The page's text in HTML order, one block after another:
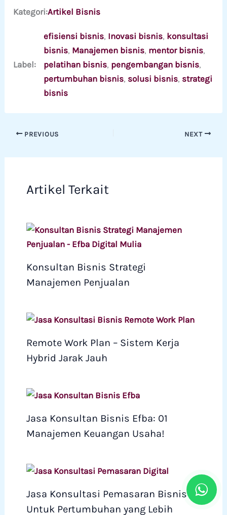
Kategori:Artikel Bisnis
Label:
efisiensi bisnis, Inovasi bisnis, konsultasi
bisnis, Manajemen bisnis, mentor bisnis
pelatihan bisnis, pengembangan bisnis
pertumbuhan bisnis, solusi bisnis, strategi
bisnis
PREVIOUS NEXT
Artikel Terkait
Konsultan Bisnis Strategi
Manajemen Penjualan
Remote Work Plan – Sistem Kerja
Hybrid Jarak Jauh
Jasa Konsultan Bisnis Efba: 01
Manajemen Keuangan Usaha!
Jasa Konsultasi Pemasaran Bisnis
Untuk Pertumbuhan yang Lebih